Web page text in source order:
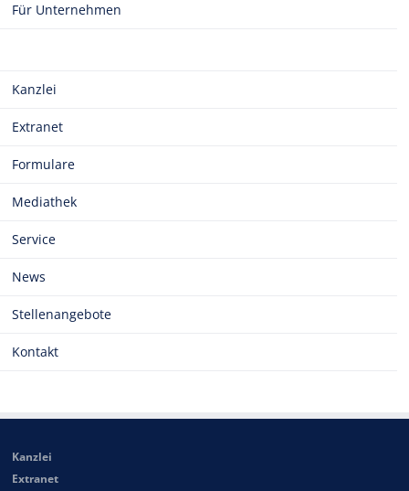
Für Unternehmen
Kanzlei
Extranet
Formulare
Mediathek
Service
News
Stellenangebote
Kontakt
Kanzlei
Extranet